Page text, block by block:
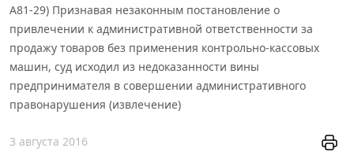
А81-29) Признавая незаконным постановление о
привлечении к административной ответственности за
продажу товаров без применения контрольно-кассовых
машин, суд исходил из недоказанности вины
предпринимателя в совершении административного
правонарушения (извлечение)
3 августа 2016